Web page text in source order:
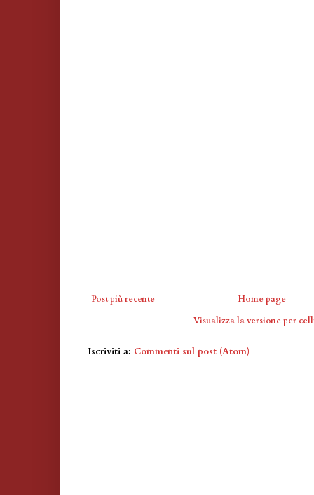
Post più recente
Home page
Visualizza la versione per
Iscriviti a: Commenti sul post (Atom)